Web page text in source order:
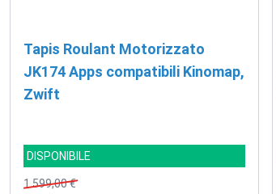
Tapis Roulant Motorizzato
JK174 Apps compatibili Kinomap,
Zwift
DISPONIBILE
1.599,00 €